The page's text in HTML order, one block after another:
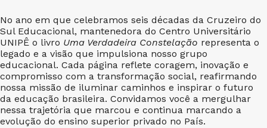
No ano em que celebramos seis décadas da Cruzeiro do
Sul Educacional, mantenedora do Centro Universitário
UNIPÊ o livro Uma Verdadeira Constelação representa o
legado e a visão que impulsiona nosso grupo
educacional. Cada página reflete coragem, inovação e
compromisso com a transformação social, reafirmando
nossa missão de iluminar caminhos e inspirar o futuro
da educação brasileira. Convidamos você a mergulhar
nessa trajetória que marcou e continua marcando a
evolução do ensino superior privado no País.